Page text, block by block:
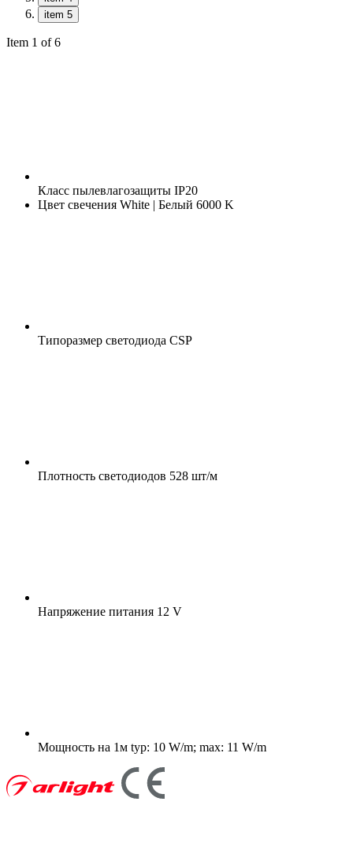
item 5
Item 1 of 6
Класс пылевлагозащиты IP20
Цвет свечения White | Белый 6000 K
Типоразмер светодиода CSP
Плотность светодиодов 528 шт/м
Напряжение питания 12 V
Мощность на 1м typ: 10 W/m; max: 11 W/m